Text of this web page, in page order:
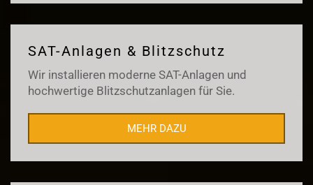
SAT-Anlagen & Blitzschutz
Wir installieren moderne SAT-Anlagen und
hochwertige Blitzschutzanlagen für Sie.
MEHR DAZU